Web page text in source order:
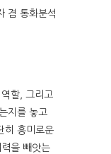
겸 통화분석
할, 그리고
지를 놓고
히 흥미로운
을 빼앗는